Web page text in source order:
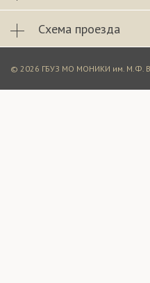
Схема проезда
© 2026 ГБУЗ МО МОНИКИ им. М.Ф.